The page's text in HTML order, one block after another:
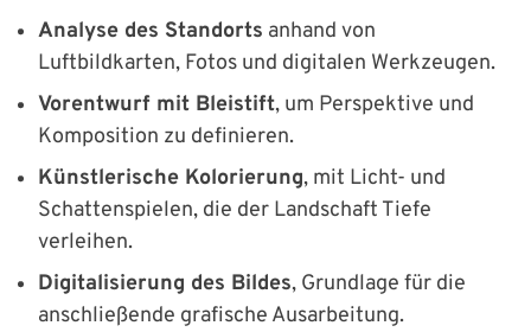
Analyse des Standorts anhand von
Luftbildkarten, Fotos und digitalen Werkzeugen.
Vorentwurf mit Bleistift, um Perspektive und
Komposition zu definieren.
Künstlerische Kolorierung, mit Licht- und
Schattenspielen, die der Landschaft Tiefe
verleihen.
Digitalisierung des Bildes, Grundlage für die
anschließende grafische Ausarbeitung.